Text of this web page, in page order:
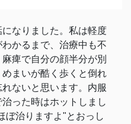
なりました。私は軽度
かるまで、治療中も不
痺で自分の顔半分が別
まいが酷く歩くと倒れ
ないと思います。内服
った時はホットしまし
ぼ治りますよ"とおっし